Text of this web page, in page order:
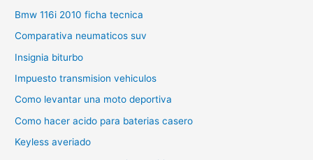
Bmw 116i 2010 ficha tecnica
Comparativa neumaticos suv
Insignia biturbo
Impuesto transmision vehiculos
Como levantar una moto deportiva
Como hacer acido para baterias casero
Keyless averiado